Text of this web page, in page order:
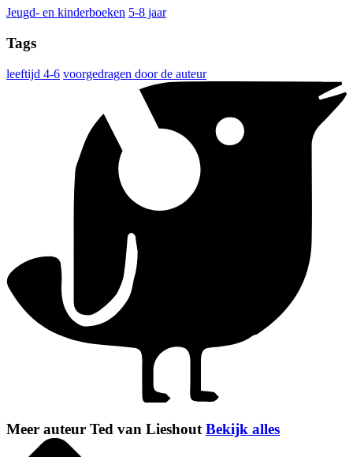
Jeugd- en kinderboeken 5-8 jaar
Tags
leeftijd 4-6 voorgedragen door de auteur
Meer auteur Ted van Lieshout Bekijk alles